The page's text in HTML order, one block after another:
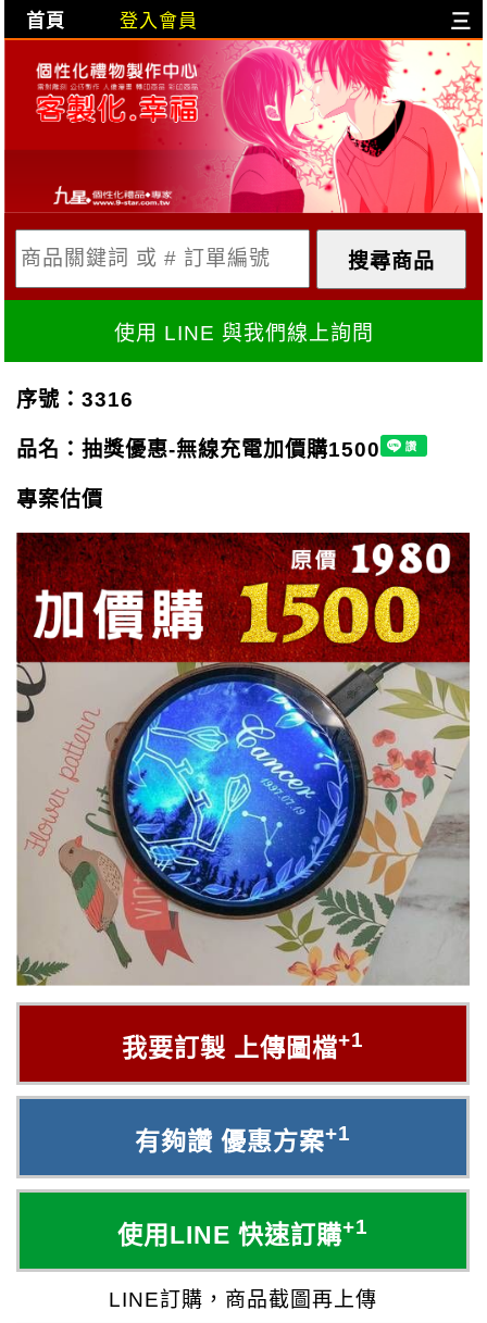
首頁 登入會員 三
購物車內容:
目前購物車是空的!
X
使用 LINE 與我們線上詢問